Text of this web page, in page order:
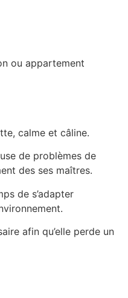
ou appartement
calme et câline.
de problèmes de
des ses maîtres.
de s’adapter
afin qu’elle perde un